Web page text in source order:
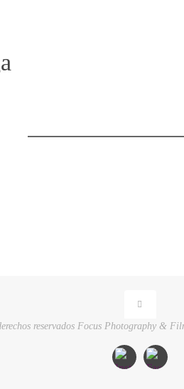
reservados Focus Photography &